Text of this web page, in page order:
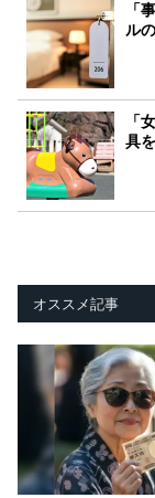
「
ル
「
具
オススメ記事